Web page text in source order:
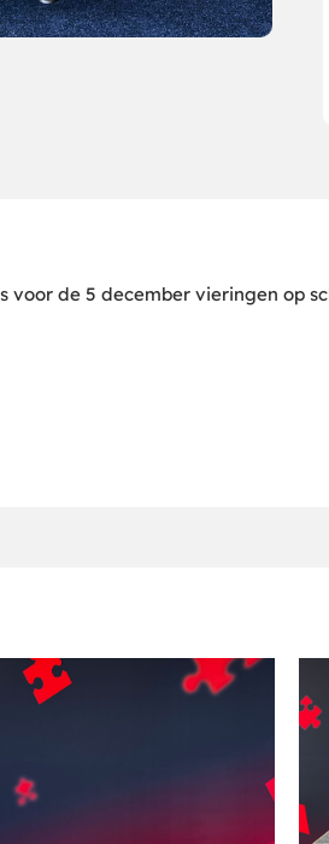
voor de 5 december vieringen op